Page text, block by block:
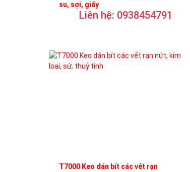
su, sợi, giấy
Liên hệ: 0938454791
T7000 Keo dán bít các vết rạn